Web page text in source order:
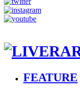
FEATURE